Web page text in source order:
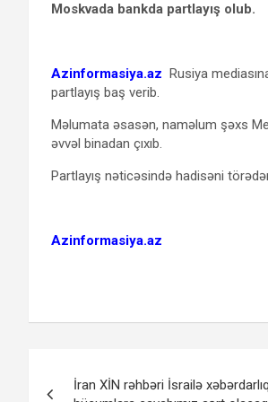
Moskvada bankda partlayış olub.
Azinformasiya.az Rusiya
partlayış baş verib.
Məlumata əsasən, naməlum şəxs
əvvəl binadan çıxıb.
Partlayış nəticəsində hadisəni
Azinformasiya.az
İran XİN rəhbəri İsrailə